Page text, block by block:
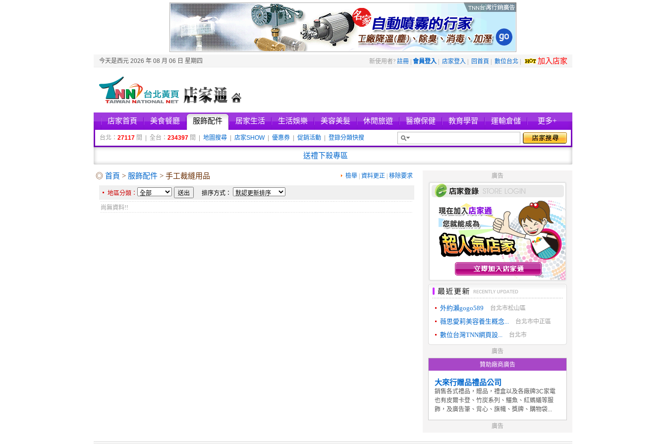
今天是西元 2026 年 08 月 06 日 星期四 新使用者? 註冊| 會員登入| 店家登入 回首頁 數位台北| 加入店家
店家首頁 美食餐廳 服飾配件 居家生活 生活娛樂 美容美髮 休閒旅遊 醫療保健 教育學習 運輸倉儲 更多+
台北： 27117 間 | 全台： 234397 間 | 地圖搜尋 店家SHOW| 優惠券 促銷活動 登錄分類快搜
送禮下殺專區
◎ 首頁 > 服飾配件 > 手工裁縫用品 檢舉 資料更正 移除要求
地區分類： 排序方式：
尚無資料!!
廣告
外約瀨gogo589 台北市松山區
薇思愛莉美容養生概念... 台北市中正區
數位台灣TNN網頁設... 台北市
廣告
贊助廠商廣告
大來行贈品禮品公司
銷售各式禮品，贈品，禮盒以及各廠牌3C家電
也有皮爾卡登、竹炭系列、鱷魚、紅螞蟻等服
飾，及廣告筆、背心、旗幟、獎牌、購物袋...
廣告